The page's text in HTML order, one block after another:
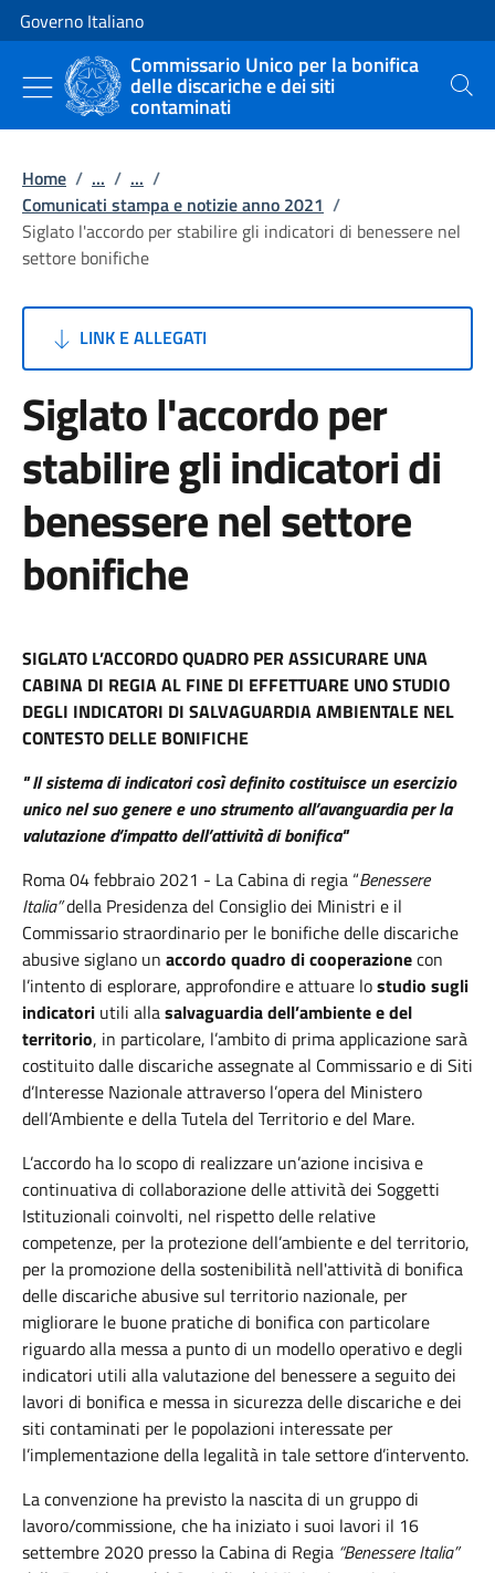
Vai al contenuto
Vai alla navigazione del sito
Governo Italiano
Commissario Unico per la bonifica
delle discariche e dei siti
contaminati Cerca
Home / ... / ... /
Comunicati stampa e notizie anno 2021 /
Siglato l'accordo per stabilire gli indicatori di benessere nel
settore bonifiche
LINK E ALLEGATI
Siglato l'accordo per
stabilire gli indicatori di
benessere nel settore
bonifiche
SIGLATO L’ACCORDO QUADRO PER ASSICURARE UNA
CABINA DI REGIA AL FINE DI EFFETTUARE UNO STUDIO
DEGLI INDICATORI DI SALVAGUARDIA AMBIENTALE NEL
CONTESTO DELLE BONIFICHE
" Il sistema di indicatori così definito costituisce un esercizio
unico nel suo genere e uno strumento all’avanguardia per la
valutazione d’impattodell’attività di bonifica"
Roma 04 febbraio 2021 - La Cabina di regia “Benessere
Italia”della Presidenza del Consiglio dei Ministri e il
Commissario straordinario per le bonifiche delle discariche
abusive siglano un accordo quadro di cooperazionecon
l’intento di esplorare, approfondire e attuare lostudio sugli
indicatori utili allasalvaguardia dell’ambiente e del
territorio, in particolare, l’ambito di prima applicazione sarà
costituito dalle discariche assegnate al Commissario e di Siti
d’Interesse Nazionale attraverso l’opera del Ministero
dell’Ambiente e della Tutela del Territorio e del Mare.
L’accordo ha lo scopo di realizzare un’azione incisiva e
continuativa di collaborazione delle attività dei Soggetti
Istituzionali coinvolti, nel rispetto delle relative
competenze, per la protezione dell’ambiente e del territorio,
per la promozione della sostenibilità nell'attività di bonifica
delle discariche abusive sul territorio nazionale, per
migliorare le buone pratiche di bonifica con particolare
riguardo alla messa a punto di un modello operativo e degli
indicatori utili alla valutazione del benessere a seguito dei
lavori di bonifica e messa in sicurezza delle discariche e dei
siti contaminati per le popolazioni interessate per
l’implementazione della legalità in tale settore d’intervento.
La convenzione ha previsto la nascita di un gruppo di
lavoro/commissione, che ha iniziato i suoi lavori il 16
settembre 2020 presso la Cabina di Regia “Benessere Italia”